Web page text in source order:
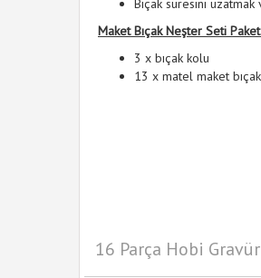
Bıçak süresini
Maket Bıçak Neşter Seti
3 x bıçak kolu
13 x matel maket
16 Parça Hobi